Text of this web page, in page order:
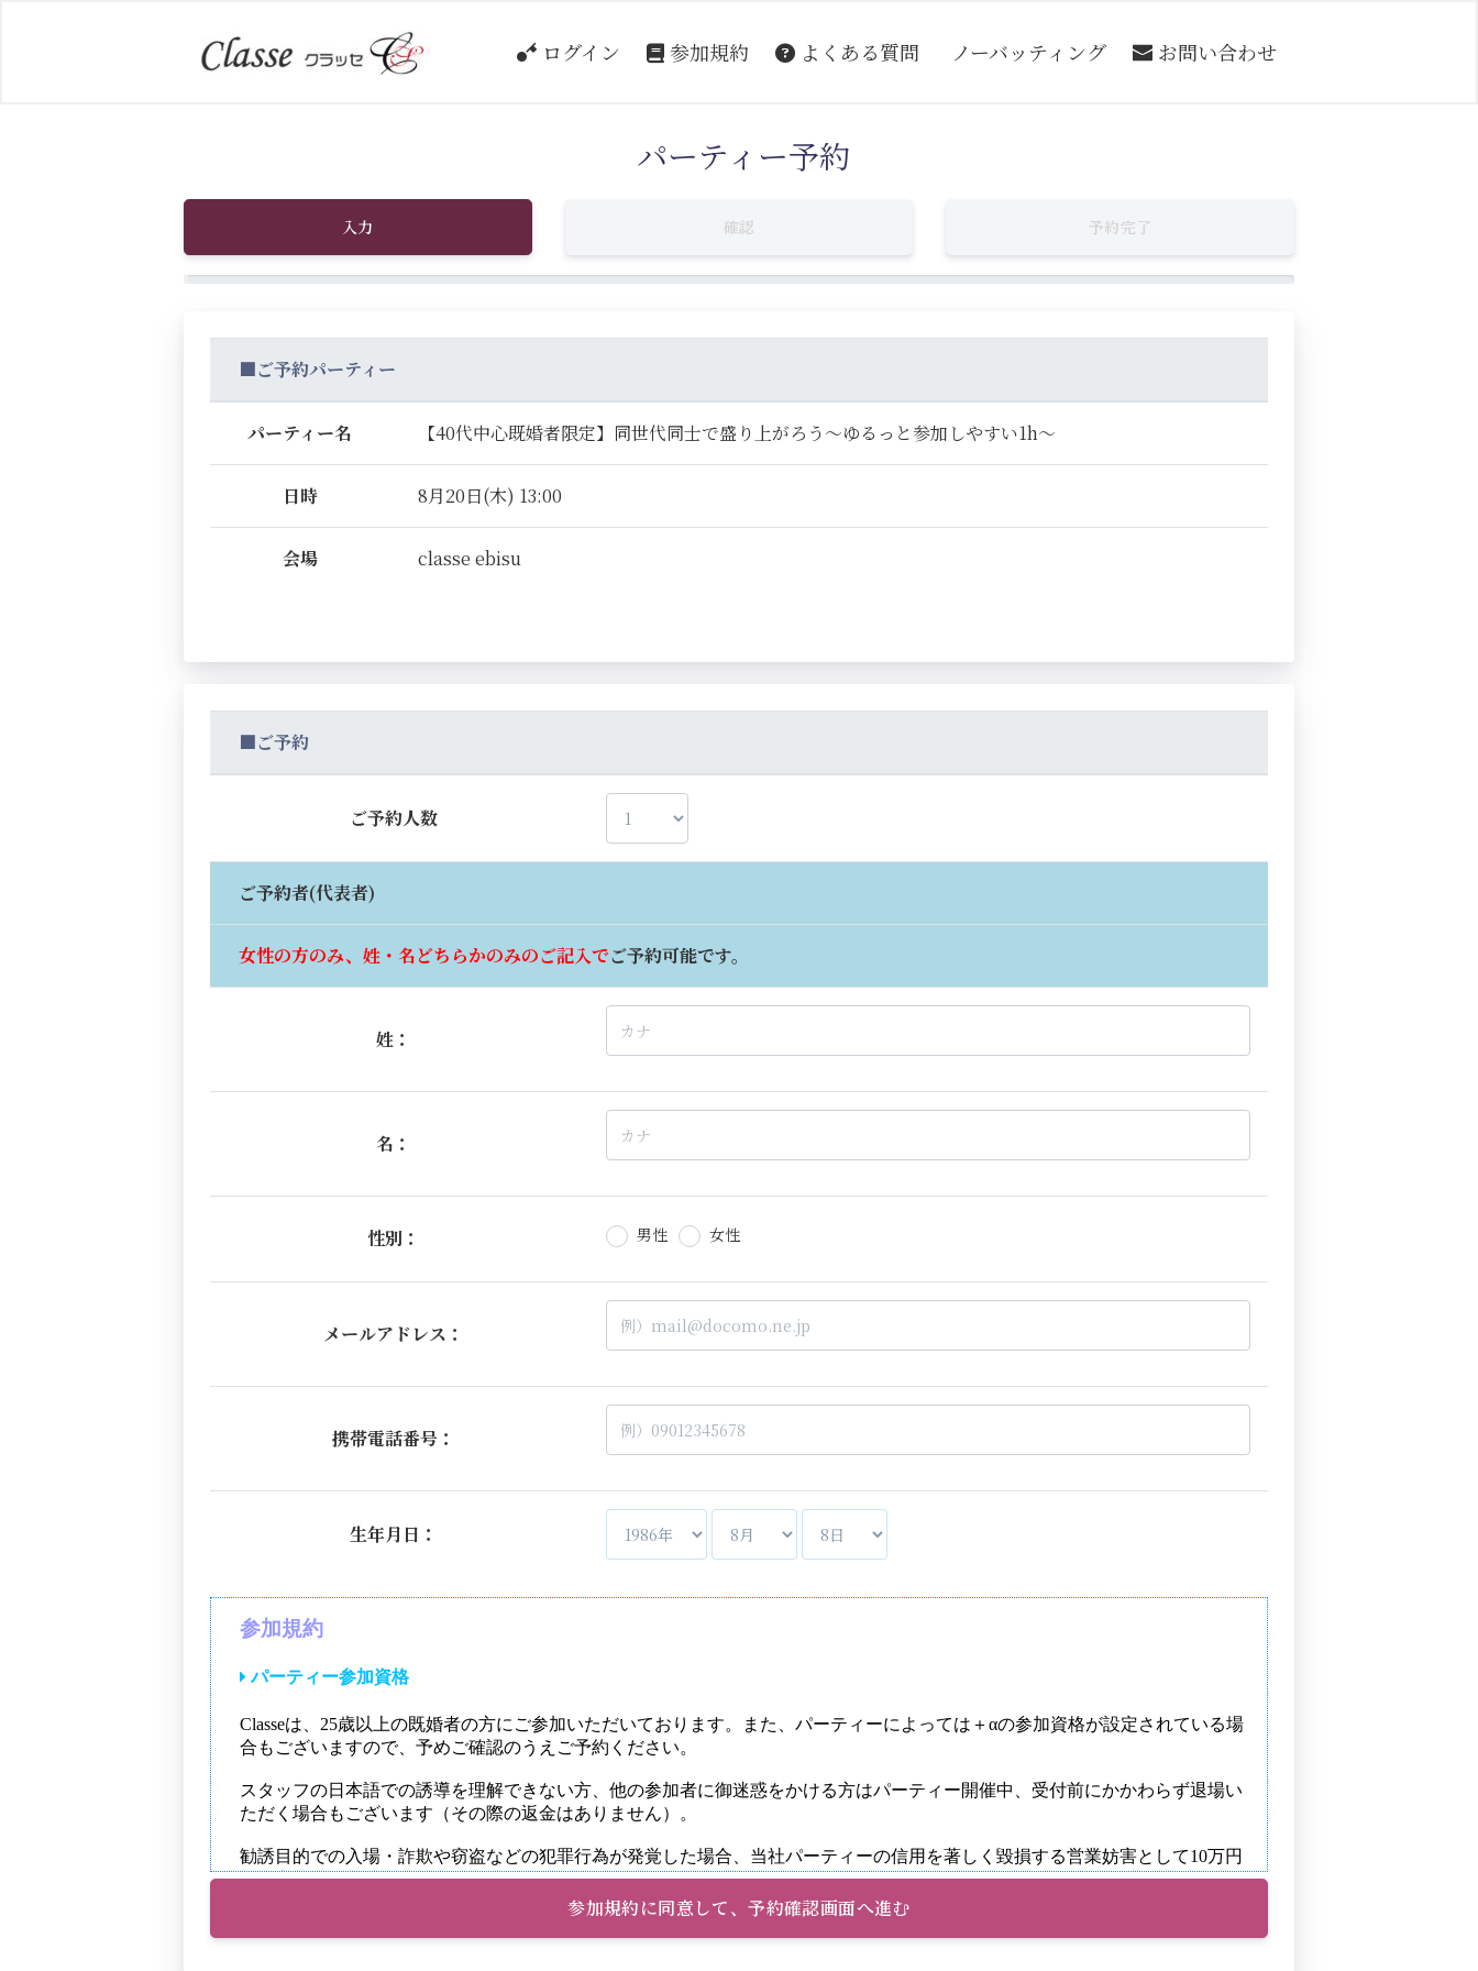
ログイン 参加規約 よくある質問 ノーバッティング お問い合わせ
パーティー予約
入力 確認 予約完了
■ご予約パーティー
パーティー名 【40代中心既婚者限定】同世代同士で盛り上がろう～ゆるっと参加しやすい1h～
日時 8月20日(木) 13:00
会場 classe ebisu
■ご予約
ご予約人数
ご予約者(代表者)
女性の方のみ、姓・名どちらかのみのご記入でご予約可能です。
姓：
名：
性別： 男性 女性
メールアドレス：
携帯電話番号：
生年月日：
参加規約に同意して、予約確認画面へ進む